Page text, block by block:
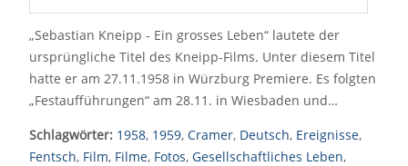
„Sebastian Kneipp - Ein grosses Leben“ lautete der
ursprüngliche Titel des Kneipp-Films. Unter diesem Titel
hatte er am 27.11.1958 in Würzburg Premiere. Es folgten
„Festaufführungen“ am 28.11. in Wiesbaden und…
Schlagwörter: 1958, 1959, Cramer, Deutsch, Ereignisse,
Fentsch, Film, Filme, Fotos, Gesellschaftliches Leben,